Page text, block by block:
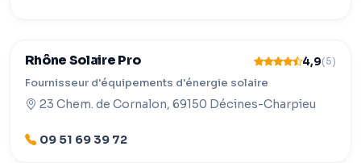
Rhône Solaire Pro 4,9(5)
Fournisseur d'équipements d'énergie solaire
23 Chem. de Cornalon, 69150 Décines-Charpieu
09 51 69 39 72